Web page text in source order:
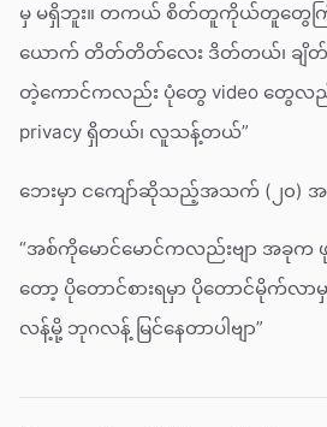
မှ မရှိဘူး။ တကယ် စိတ်တူကိုယ်တူတွေကြီ
ယောက် တိတ်တိတ်လေး ဒိတ်တယ်၊ ချိတ်ပြီ
တဲ့ကောင်ကလည်း ပုံတွေ video တွေလည်း
privacy ရှိတယ်၊ လူသန့်တယ်”
ဘေးမှာ ငကျော်ဆိုသည့်အသက် (၂၀) အ
“အစ်ကိုမောင်မောင်ကလည်းဗျာ အခုက ဖု
တော့ ပိုတောင်စားရမှာ ပိုတောင်မိုက်လာမှ
လန့်မို့ ဘုဂလန့် မြင်နေတာပါဗျာ”